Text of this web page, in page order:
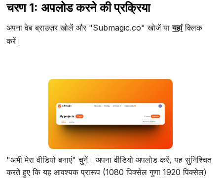
चरण 1: अपलोड करने की प्रक्रिया
अपना वेब ब्राउज़र खोलें और "Submagic.co" खोजें यायहांक्लिक
करें।
"अभी मेरा वीडियो बनाएं" चुनें। अपना वीडियो अपलोड करें, यह सुनिश्चित
करते हुए कि यह आवश्यक प्रारूप (1080 पिक्सेल गुणा 1920 पिक्सेल)